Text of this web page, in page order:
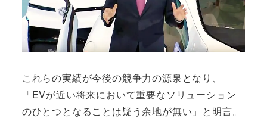
これらの実績が今後の競争力の源泉となり、
「EVが近い将来において重要なソリューション
のひとつとなることは疑う余地が無い」と明言。